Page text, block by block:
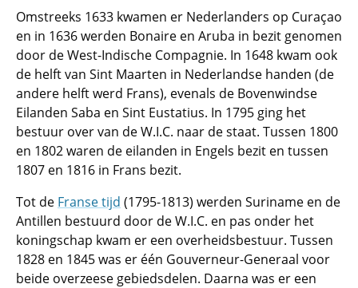
Omstreeks 1633 kwamen er Nederlanders op Curaçao
en in 1636 werden Bonaire en Aruba in bezit genomen
door de West-Indische Compagnie. In 1648 kwam ook
de helft van Sint Maarten in Nederlandse handen (de
andere helft werd Frans), evenals de Bovenwindse
Eilanden Saba en Sint Eustatius. In 1795 ging het
bestuur over van de W.I.C. naar de staat. Tussen 1800
en 1802 waren de eilanden in Engels bezit en tussen
1807 en 1816 in Frans bezit.
Tot de Franse tijd (1795-1813) werden Suriname en de
Antillen bestuurd door de W.I.C. en pas onder het
koningschap kwam er een overheidsbestuur. Tussen
1828 en 1845 was er één Gouverneur-Generaal voor
beide overzeese gebiedsdelen. Daarna was er een